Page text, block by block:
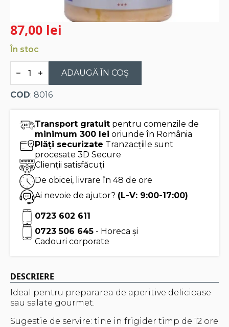
87,00 lei
În stoc
Cantitate
Edouard
bloc
de
de
rata
ADAUGĂ ÎN COȘ
COD: 8016
Transport gratuit pentru comenzile de
minimum 300 lei oriunde în România
Plăți securizate Tranzacțiile sunt
procesate 3D Secure
Clienții satisfăcuți
De obicei, livrare în 48 de ore
Ai nevoie de ajutor? (L-V: 9:00-17:00)
0723 602 611
0723 506 645 - Horeca și
Cadouri corporate
DESCRIERE
Ideal pentru prepararea de aperitive delicioase
sau salate gourmet.
Sugestie de servire: tine in frigider timp de 12 ore